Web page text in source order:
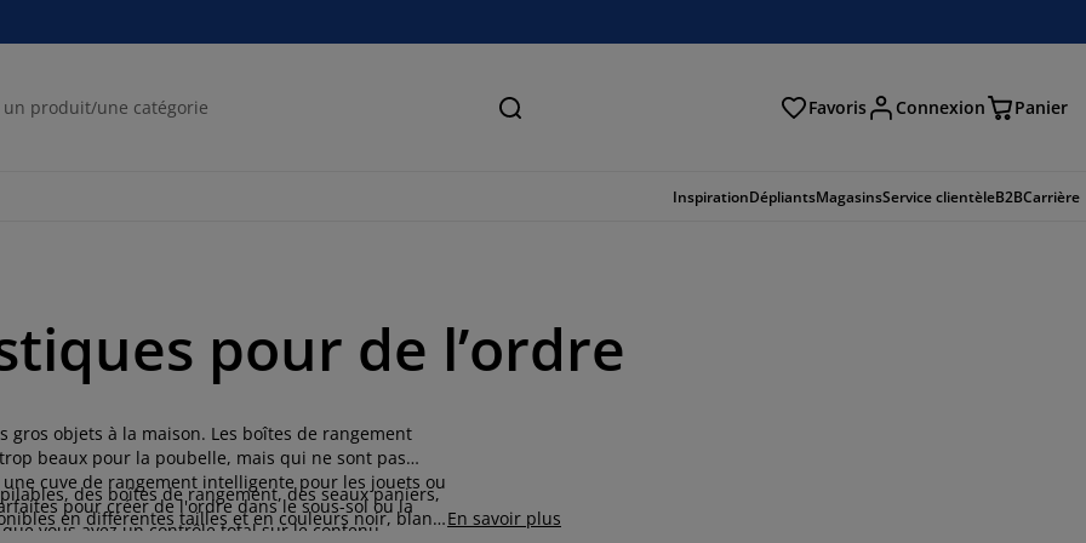
Recherche Favoris Connexion Panier
InspirationDépliantsMagasinsService clientèleB2BCarrière
pour de l’ordre
objets à la maison. Les boîtes de rangement
beaux pour la poubelle, mais qui ne sont pas
cuve de rangement intelligente pour les jouets ou
pour créer de l'ordre dans le sous-sol ou la
vous ayez un contrôle total sur le contenu.
des boîtes de rangement, des seaux paniers,
en différentes tailles et en couleurs noir, blanc En savoir plus